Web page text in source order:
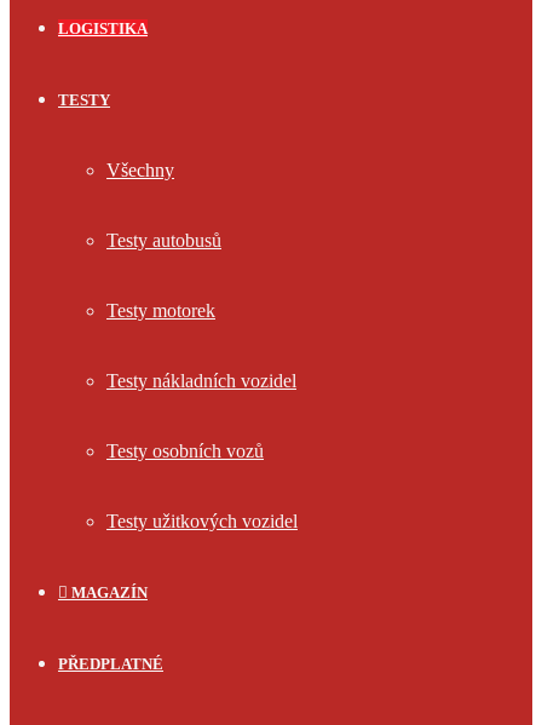
LOGISTIKA
TESTY
Všechny
Testy autobusů
Testy motorek
Testy nákladních vozidel
Testy osobních vozů
Testy užitkových vozidel
MAGAZÍN
PŘEDPLATNÉ